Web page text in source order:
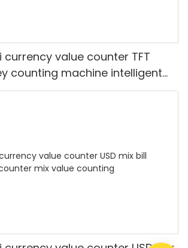
currency value counter TFT
counting machine intelligent
value counting